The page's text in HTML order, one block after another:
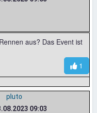
aus? Das Event ist
1
pluto
09:03